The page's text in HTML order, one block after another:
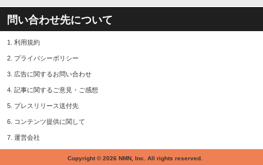
問い合わせ先について
1. 利用規約
2. プライバシーポリシー
3. 広告に関するお問い合わせ
4. 記事に関するご意見・ご感想
5. プレスリリース送付先
6. コンテンツ提供に関して
7. 運営会社
Copyright © 2026 NMN, Inc. All rights reserved.